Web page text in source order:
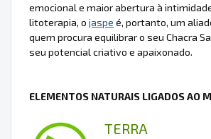
emocional e maior abertura à
litoterapia, o jaspe é, portanto, um
quem procura equilibrar o seu Chacra
seu potencial criativo e apaixonado.
ELEMENTOS NATURAIS LIGADOS AO
TERRA